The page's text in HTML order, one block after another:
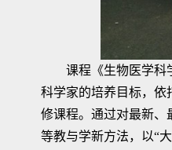
课程《生物医学科
科学家的培养目标，依
修课程。通过对最新、
等教与学新方法，以“